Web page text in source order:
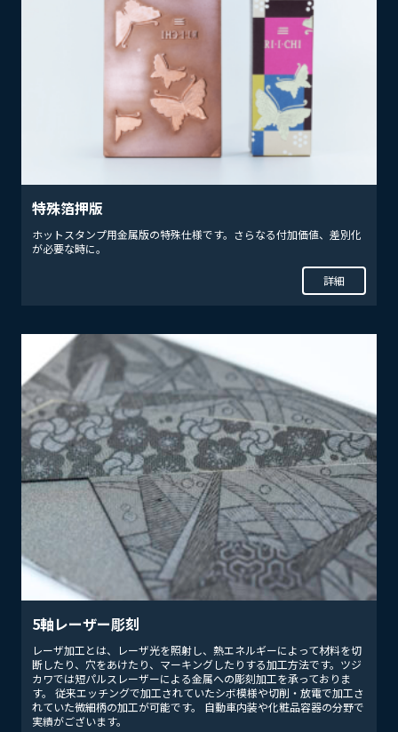
特殊箔押版
ホットスタンプ用金属版の特殊仕様です。さらなる付加価値、差別化
が必要な時に。
詳細
5軸レーザー彫刻
レーザ加工とは、レーザ光を照射し、熱エネルギーによって材料を切
断したり、穴をあけたり、マーキングしたりする加工方法です。ツジ
カワでは短パルスレーザーによる金属への彫刻加工を承っておりま
す。 従来エッチングで加工されていたシボ模様や切削・放電で加工さ
れていた微細柄の加工が可能です。 自動車内装や化粧品容器の分野で
実績がございます。